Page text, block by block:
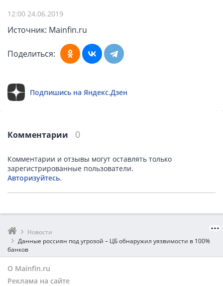
12:00 24.06.2019
Источник: Mainfin.ru
Поделиться:
Подпишись на Яндекс.Дзен
Комментарии 0
Комментарии и отзывы могут оставлять только
зарегистрированные пользователи.
Авторизуйтесь.
Новости
Данные россиян под угрозой – ЦБ обнаружил уязвимости в 100%
банков
О Mainfin.ru
Реклама на сайте